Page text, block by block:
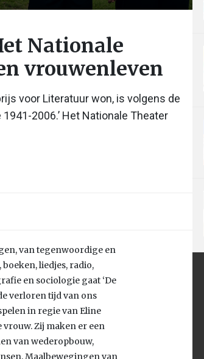
Nationale
vrouwenleven
voor Literatuur won, is volgens de
2006.’ Het Nationale Theater
van tegenwoordige en
liedjes, radio,
en sociologie gaat ‘De
verloren tijd van ons
in regie van Eline
Zij maken er een
van wederopbouw,
Maalbewegingen van